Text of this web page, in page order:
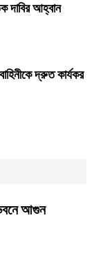
দাবির আহ্বান
দ্রুত কার্যকর
আগুন